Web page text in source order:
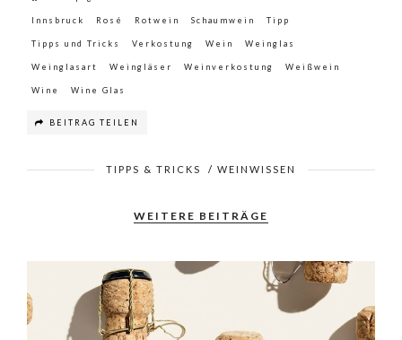
Innsbruck Rosé Rotwein Schaumwein Tipp
Tipps und Tricks Verkostung Wein Weinglas
Weinglasart Weingläser Weinverkostung Weißwein
Wine Wine Glas
BEITRAG TEILEN
TIPPS & TRICKS / WEINWISSEN
WEITERE BEITRÄGE